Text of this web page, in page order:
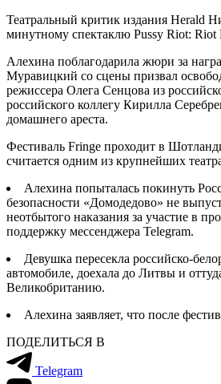
Театральный критик издания Herald
минутному спектаклю Pussy Riot: Riot
Алехина поблагодарила жюри за
Муравицкий со сцены призвал
режиссера Олега Сенцова из
российского коллегу Кирилла
домашнего ареста.
Фестиваль Fringe проходит в
считается одним из крупнейших
Алехина попыталась покинуть
безопасности «Домодедово» не
неотбытого наказания за участие в
поддержку мессенджера Telegram.
Девушка пересекла российско-
автомобиле, доехала до Литвы и
Великобританию.
Алехина заявляет, что после
ПОДЕЛИТЬСЯ В
Telegram